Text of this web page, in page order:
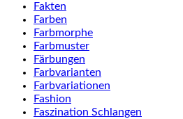
Fakten
Farben
Farbmorphe
Farbmuster
Färbungen
Farbvarianten
Farbvariationen
Fashion
Faszination Schlangen